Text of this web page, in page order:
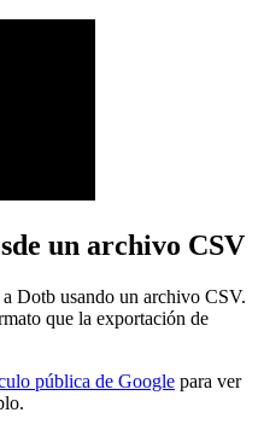
un archivo CSV
Dotb usando un archivo CSV.
que la exportación de
pública de Google para ver